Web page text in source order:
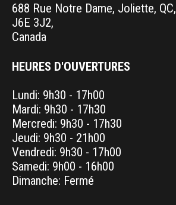
688 Rue Notre Dame, Joliette, QC,
J6E 3J2,
Canada
HEURES D'OUVERTURES
Lundi: 9h30 - 17h00
Mardi: 9h30 - 17h30
Mercredi: 9h30 - 17h30
Jeudi: 9h30 - 21h00
Vendredi: 9h30 - 17h00
Samedi: 9h00 - 16h00
Dimanche: Fermé